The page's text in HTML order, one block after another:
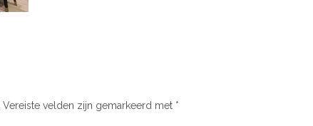
Vereiste velden zijn gemarkeerd met *